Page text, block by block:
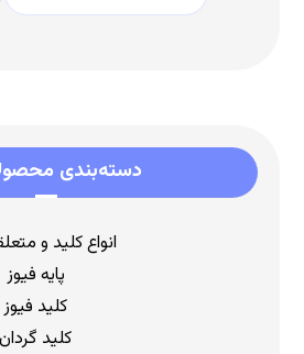
دسته‌بندی
انواع کلید و
پایه فیوز
کلید فیوز
کلید گردان